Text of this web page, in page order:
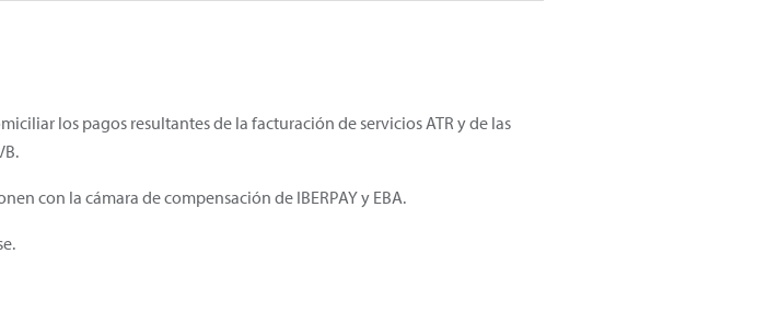
los pagos resultantes de la facturación de servicios ATR y de las
con la cámara de compensación de IBERPAY y EBA.